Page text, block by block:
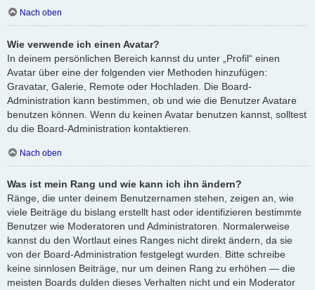
Nach oben
Wie verwende ich einen Avatar?
In deinem persönlichen Bereich kannst du unter „Profil“ einen
Avatar über eine der folgenden vier Methoden hinzufügen:
Gravatar, Galerie, Remote oder Hochladen. Die Board-
Administration kann bestimmen, ob und wie die Benutzer Avatare
benutzen können. Wenn du keinen Avatar benutzen kannst, solltest
du die Board-Administration kontaktieren.
Nach oben
Was ist mein Rang und wie kann ich ihn ändern?
Ränge, die unter deinem Benutzernamen stehen, zeigen an, wie
viele Beiträge du bislang erstellt hast oder identifizieren bestimmte
Benutzer wie Moderatoren und Administratoren. Normalerweise
kannst du den Wortlaut eines Ranges nicht direkt ändern, da sie
von der Board-Administration festgelegt wurden. Bitte schreibe
keine sinnlosen Beiträge, nur um deinen Rang zu erhöhen — die
meisten Boards dulden dieses Verhalten nicht und ein Moderator